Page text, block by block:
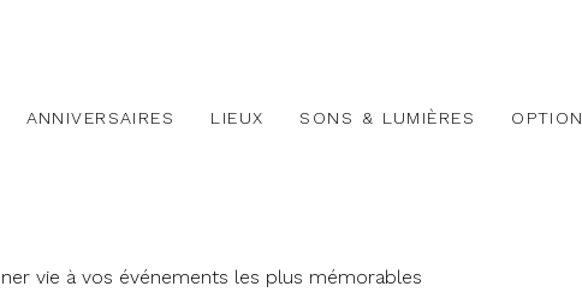
ANNIVERSAIRES LIEUX SONS & LUMIÈRES
vie à vos événements les plus mémorables